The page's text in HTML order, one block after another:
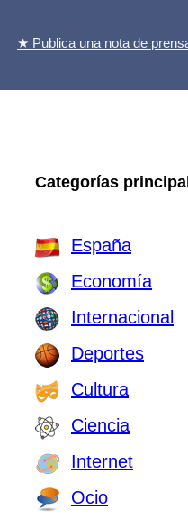
★ Publica una nota de
Categorías
España
Economía
Internacional
Deportes
Cultura
Ciencia
Internet
Ocio